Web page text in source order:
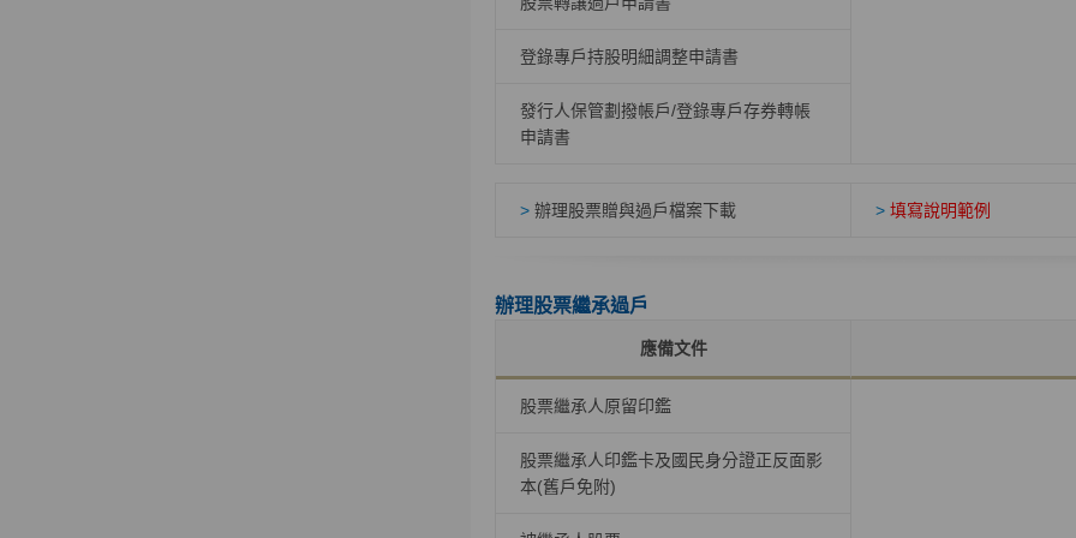
登錄專戶持股明細調整申請書
發行人保管劃撥帳戶/登錄專戶存券轉帳
申請書
> 辦理股票贈與過戶檔案下載 > 填寫說明範例
辦理股票繼承過戶
應備文件
股票繼承人原留印鑑
股票繼承人印鑑卡及國民身分證正反面影
本(舊戶免附)